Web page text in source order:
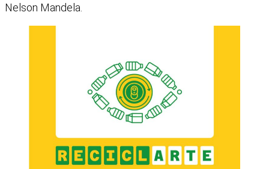
Nelson Mandela.